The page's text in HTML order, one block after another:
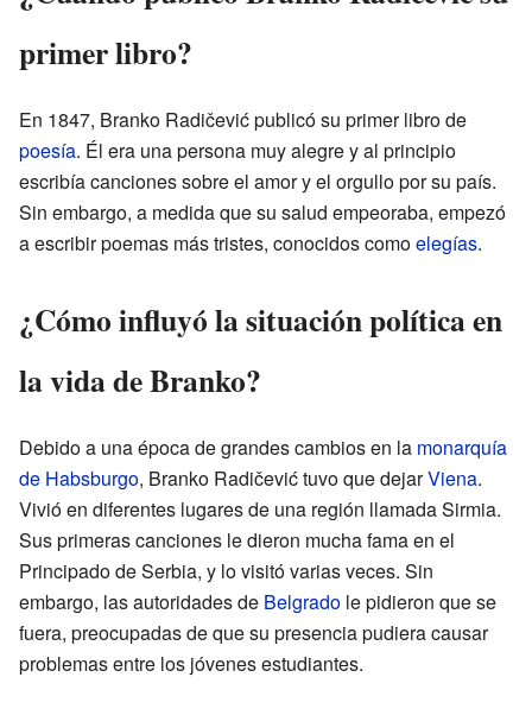
primer libro?
En 1847, Branko Radičević publicó su primer libro de
poesía. Él era una persona muy alegre y al principio
escribía canciones sobre el amor y el orgullo por su país.
Sin embargo, a medida que su salud empeoraba, empezó
a escribir poemas más tristes, conocidos comoelegías.
¿Cómo influyó la situación política en
la vida de Branko?
Debido a una época de grandes cambios en la monarquía
de Habsburgo, Branko Radičević tuvo que dejarViena.
Vivió en diferentes lugares de una región llamada Sirmia.
Sus primeras canciones le dieron mucha fama en el
Principado de Serbia, y lo visitó varias veces. Sin
embargo, las autoridades de Belgrado le pidieron que se
fuera, preocupadas de que su presencia pudiera causar
problemas entre los jóvenes estudiantes.